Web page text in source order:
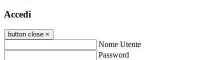
Accedi
button close ×
Nome Utente
Password